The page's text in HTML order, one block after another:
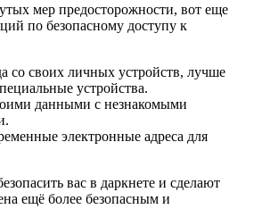
мер предосторожности, вот еще
по безопасному доступу к
со своих личных устройств, лучше
устройства.
данными с незнакомыми
электронные адреса для
вас в даркнете и сделают
ещё более безопасным и